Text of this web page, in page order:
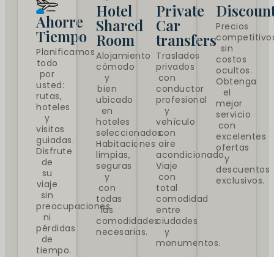
Ahorre
Tiempo
Planificamos
todo
por
usted:
rutas,
hoteles
y
visitas
guiadas.
Disfrute
de
su
viaje
sin
preocupaciones
ni
pérdidas
de
tiempo.
Hotel
Shared
Room
Alojamiento
cómodo
y
bien
ubicado
en
hoteles
seleccionados.
Habitaciones
limpias,
seguras
y
con
todas
las
comodidades
necesarias.
Private
Car
transfers
Traslados
privados
con
conductor
profesional
y
vehículo
con
aire
acondicionado.
Viaje
con
total
comodidad
entre
ciudades
y
monumentos.
Precios
sin
costos
ocultos.
Obtenga
el
mejor
servicio
con
excelentes
ofertas
y
descuentos
exclusivos.